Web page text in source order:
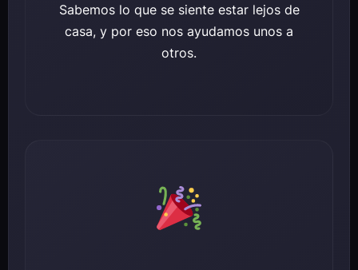
Sabemos lo que se siente estar lejos de
casa, y por eso nos ayudamos unos a
otros.